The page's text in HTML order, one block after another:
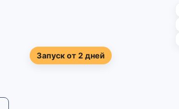
Запуск от 2 дней